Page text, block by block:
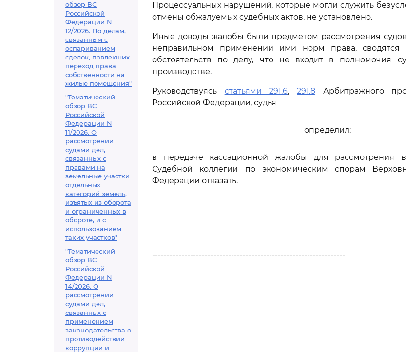
обзор ВС
Российской
Федерации N
12/2026. По делам,
связанным с
оспариванием
сделок, повлекших
переход права
собственности на
жилые помещения"
"Тематический
обзор ВС
Российской
Федерации N
11/2026. О
рассмотрении
судами дел,
связанных с
правами на
земельные участки
отдельных
категорий земель,
изъятых из оборота
и ограниченных в
обороте, и с
использованием
таких участков"
"Тематический
обзор ВС
Российской
Федерации N
14/2026. О
рассмотрении
судами дел,
связанных с
применением
законодательства о
противодействии
коррупции и
Процессуальных нарушений, которые могли служить
отмены обжалуемых судебных актов, не установлено.
Иные доводы жалобы были предметом рассмотрения
неправильном применении ими норм права, сводятся
обстоятельств по делу, что не входит в полномочия
производстве.
Руководствуясь статьями 291.6,291.8 Арбитражного
Российской Федерации, судья
определил:
в передаче кассационной жалобы для рассмотрения
Судебной коллегии по экономическим спорам
Федерации отказать.
------------------------------------------------------------------